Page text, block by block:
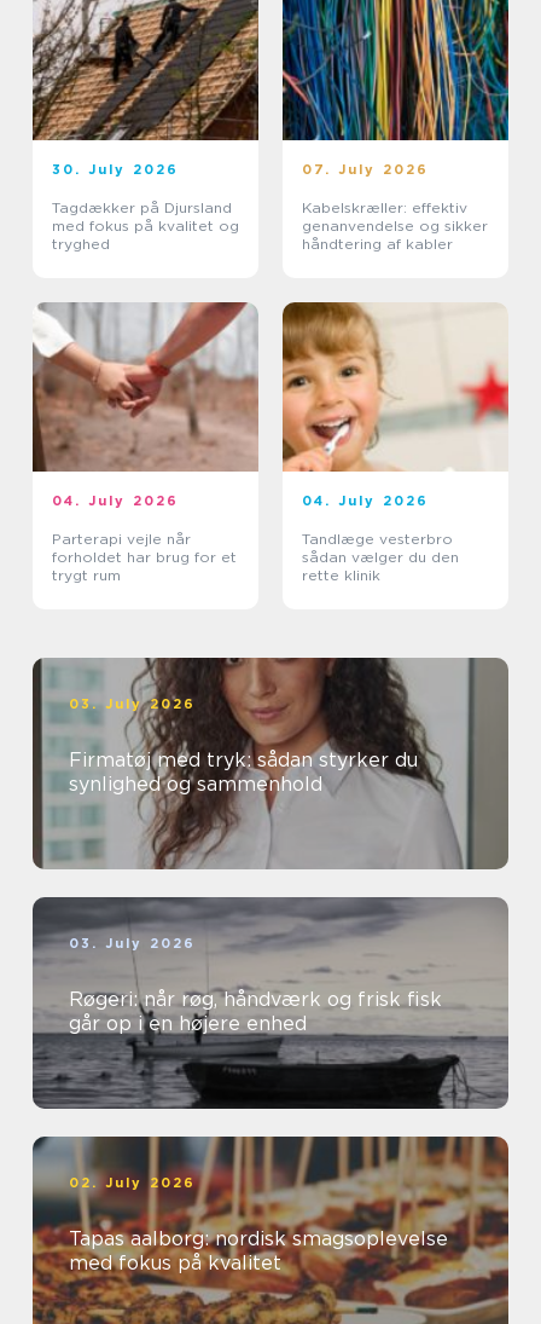
30. July 2026
Tagdækker på Djursland
med fokus på kvalitet og
tryghed
07. July 2026
Kabelskræller: effektiv
genanvendelse og sikker
håndtering af kabler
04. July 2026
Parterapi vejle når
forholdet har brug for et
trygt rum
04. July 2026
Tandlæge vesterbro
sådan vælger du den
rette klinik
03. July 2026
Firmatøj med tryk: sådan styrker du
synlighed og sammenhold
03. July 2026
Røgeri: når røg, håndværk og frisk fisk
går op i en højere enhed
02. July 2026
Tapas aalborg: nordisk smagsoplevelse
med fokus på kvalitet